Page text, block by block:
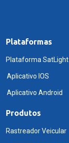
Plataformas
Plataforma SatLight
Aplicativo IOS
Aplicativo Android
Produtos
Rastreador Veicular